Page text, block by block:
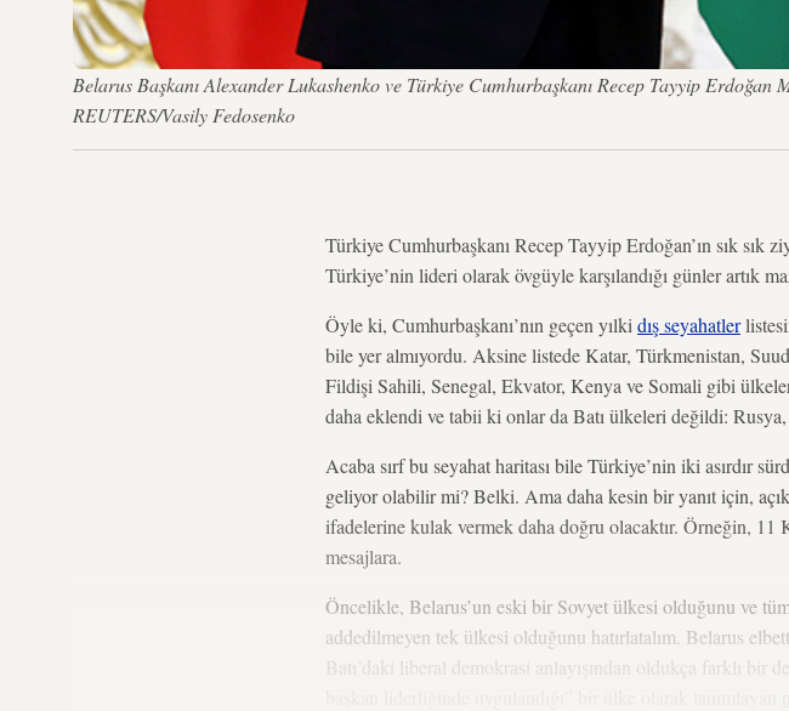
Belarus Başkanı Alexander Lukashenko ve Türkiye Cumhurbaşkanı Recep Tayyip Erdoğan
REUTERS/Vasily Fedosenko
Türkiye Cumhurbaşkanı Recep Tayyip Erdoğan’ın sık sık
Türkiye’nin lideri olarak övgüyle karşılandığı günler artık
Öyle ki, Cumhurbaşkanı’nın geçen yılki dış seyahatler
bile yer almıyordu. Aksine listede Katar, Türkmenistan,
Fildişi Sahili, Senegal, Ekvator, Kenya ve Somali gibi
daha eklendi ve tabii ki onlar da Batı ülkeleri değildi:
Acaba sırf bu seyahat haritası bile Türkiye’nin iki asırdır
geliyor olabilir mi? Belki. Ama daha kesin bir yanıt için,
ifadelerine kulak vermek daha doğru olacaktır. Örneğin, 11
mesajlara.
Öncelikle, Belarus’un eski bir Sovyet ülkesi olduğunu ve
addedilmeyen tek ülkesi olduğunu hatırlatalım. Belarus
Batı’daki liberal demokrasi anlayışından oldukça farklı bir